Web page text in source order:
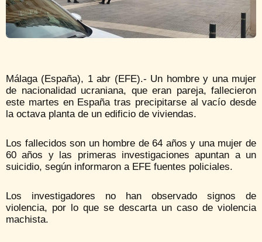
Málaga (España), 1 abr (EFE).- Un hombre y una mujer
de nacionalidad ucraniana, que eran pareja, fallecieron
este martes en España tras precipitarse al vacío desde
la octava planta de un edificio de viviendas.
Los fallecidos son un hombre de 64 años y una mujer de
60 años y las primeras investigaciones apuntan a un
suicidio, según informaron a EFE fuentes policiales.
Los investigadores no han observado signos de
violencia, por lo que se descarta un caso de violencia
machista.